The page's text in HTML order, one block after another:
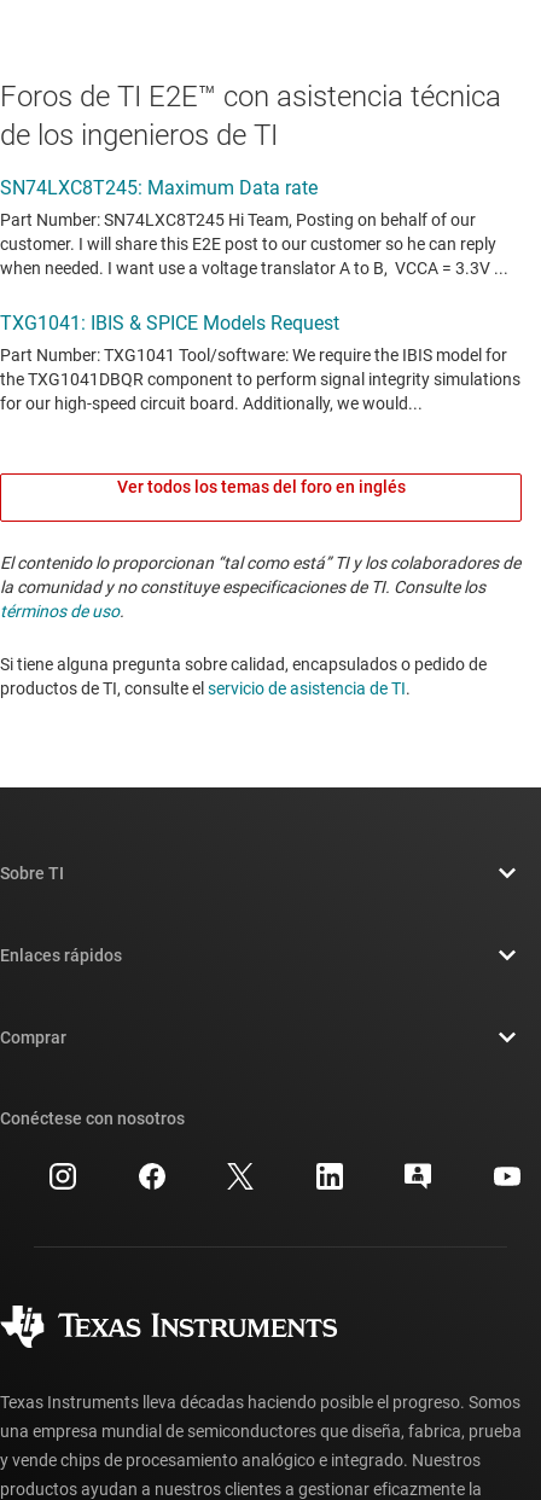
Foros de TI E2E™ con asistencia técnica
de los ingenieros de TI
Ver todos los temas del foro en inglés
El contenido lo proporcionan “tal como está” TI y los colaboradores de
la comunidad y no constituye especificaciones de TI. Consulte los
términos de uso.
Si tiene alguna pregunta sobre calidad, encapsulados o pedido de
productos de TI, consulte el servicio de asistencia de TI. ​​​​​​​​​​​​​​
Sobre TI
Sala de redacción
Relaciones con los inversionistas
Fabricación
Enlaces rápidos
Búsqueda de referencias cruzadas
Centro de atención al cliente
Preguntas frecuentes sobre la cuenta myTI
Comprar
Preguntas frecuentes sobre pedidos
Conéctese con nosotros
Texas Instruments lleva décadas haciendo posible el progreso. Somos
una empresa mundial de semiconductores que diseña, fabrica, prueba
y vende chips de procesamiento analógico e integrado. Nuestros
productos ayudan a nuestros clientes a gestionar eficazmente la